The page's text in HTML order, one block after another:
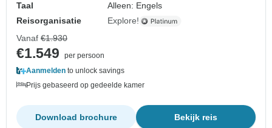
Taal
Alleen: Engels
Reisorganisatie
Explore!
Vanaf €1.930
€1.549
per persoon
Aanmelden to unlock savings
Prijs gebaseerd op gedeelde kamer
Bekijk reis
Download brochure